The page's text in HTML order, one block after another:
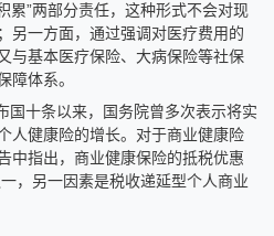
累”两部分责任，这种形式不会对现
另一方面，通过强调对医疗费用的
与基本医疗保险、大病保险等社保
障体系。
十条以来，国务院曾多次表示将实
人健康险的增长。对于商业健康险
中指出，商业健康保险的抵税优惠
，另一因素是税收递延型个人商业